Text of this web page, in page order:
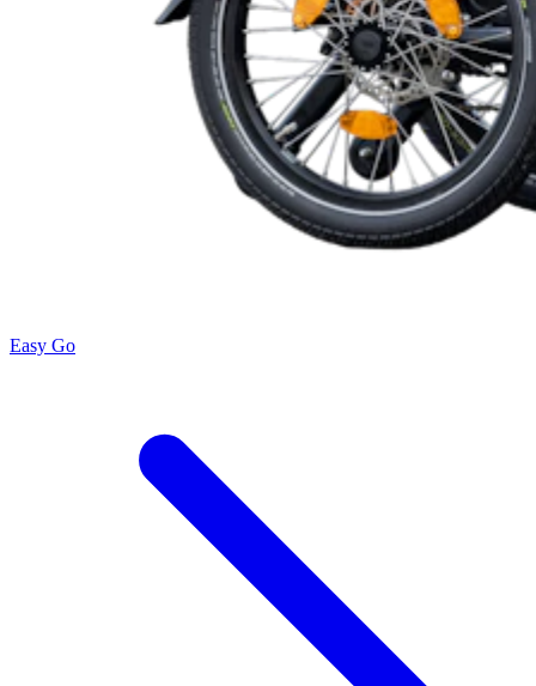
Easy Go